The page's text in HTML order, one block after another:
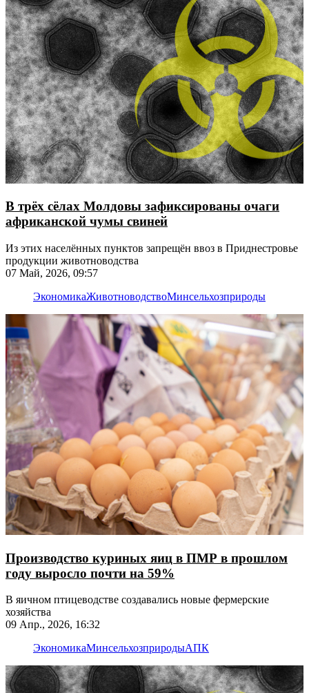
В трёх сёлах Молдовы зафиксированы очаги
африканской чумы свиней
Из этих населённых пунктов запрещён ввоз в Приднестровье
продукции животноводства
07 Май, 2026, 09:57
ЭкономикаЖивотноводствоМинсельхозприроды
Производство куриных яиц в ПМР в прошлом
году выросло почти на 59%
В яичном птицеводстве создавались новые фермерские
хозяйства
09 Апр., 2026, 16:32
ЭкономикаМинсельхозприродыАПК